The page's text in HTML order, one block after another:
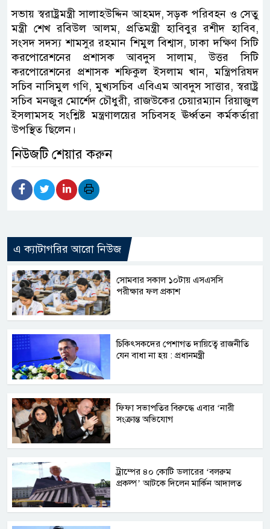
সভায় স্বরাষ্ট্রমন্ত্রী সালাহউদ্দিন আহমদ, সড়ক পরিবহন ও সেতু
মন্ত্রী শেখ রবিউল আলম, প্রতিমন্ত্রী হাবিবুর রশীদ হাবিব,
সংসদ সদস্য শামসুর রহমান শিমুল বিশ্বাস, ঢাকা দক্ষিণ সিটি
করপোরেশনের প্রশাসক আবদুস সালাম, উত্তর সিটি
করপোরেশনের প্রশাসক শফিকুল ইসলাম খান, মন্ত্রিপরিষদ
সচিব নাসিমুল গণি, মুখ্যসচিব এবিএম আবদুস সাত্তার, স্বরাষ্ট্র
সচিব মনজুর মোর্শেদ চৌধুরী, রাজউকের চেয়ারম্যান রিয়াজুল
ইসলামসহ সংশ্লিষ্ট মন্ত্রণালয়ের সচিবসহ ঊর্ধ্বতন কর্মকর্তারা
উপস্থিত ছিলেন।
নিউজটি শেয়ার করুন
এ ক্যাটাগরির আরো নিউজ
সোমবার সকাল ১০টায় এসএসসি
পরীক্ষার ফল প্রকাশ
চিকিৎসকদের পেশাগত দায়িত্বে রাজনীতি
যেন বাধা না হয় : প্রধানমন্ত্রী
ফিফা সভাপতির বিরুদ্ধে এবার ‘নারী
সংক্রান্ত অভিযোগ
ট্রাম্পের ৪০ কোটি ডলারের ‘বলরুম
প্রকল্প’ আটকে দিলেন মার্কিন আদালত